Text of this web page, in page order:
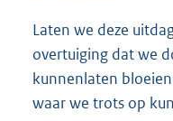
Laten we deze
overtuiging dat we
kunnenlaten
waar we trots op